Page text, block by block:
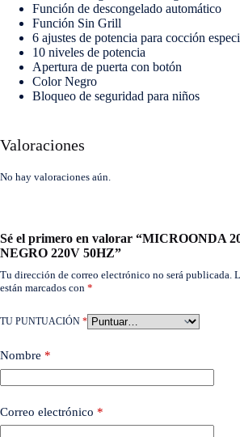
Función de descongelado automático
Función Sin Grill
6 ajustes de potencia para cocción
10 niveles de potencia
Apertura de puerta con botón
Color Negro
Bloqueo de seguridad para niños
Valoraciones
No hay valoraciones aún.
Sé el primero en valorar “MICROONDA
NEGRO 220V 50HZ”
Tu dirección de correo electrónico no será publicada.
están marcados con *
TU PUNTUACIÓN *
Nombre *
Correo electrónico *